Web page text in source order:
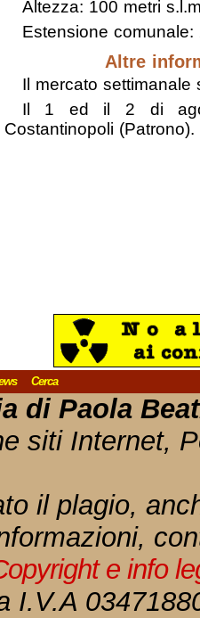
Altezza: 100 metri
Estensione comunale:
Altre
Il mercato
Il 1 ed il 2 di
Costantinopoli (Patrono).
Cerca
di Paola
siti Internet,
il plagio,
e info
I.V.A